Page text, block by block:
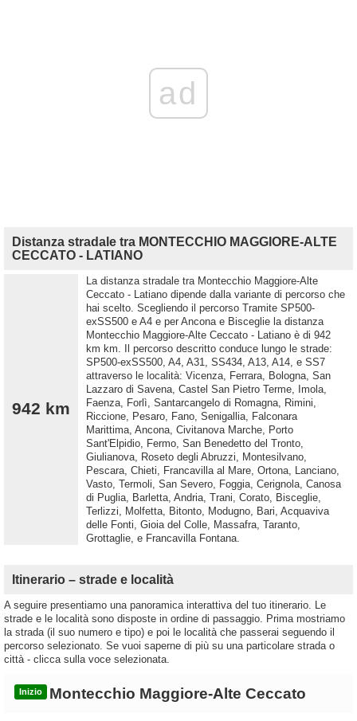
ad
Distanza stradale tra MONTECCHIO MAGGIORE-ALTE
CECCATO - LATIANO
942 km
La distanza stradale tra Montecchio Maggiore-Alte
Ceccato - Latiano dipende dalla variante di percorso che
hai scelto. Scegliendo il percorso Tramite SP500-
exSS500 e A4 e per Ancona e Bisceglie la distanza
Montecchio Maggiore-Alte Ceccato - Latiano è di 942
km km. Il percorso descritto conduce lungo le strade:
SP500-exSS500, A4, A31, SS434, A13, A14, e SS7
attraverso le località: Vicenza, Ferrara, Bologna, San
Lazzaro di Savena, Castel San Pietro Terme, Imola,
Faenza, Forlì, Santarcangelo di Romagna, Rimini,
Riccione, Pesaro, Fano, Senigallia, Falconara
Marittima, Ancona, Civitanova Marche, Porto
Sant'Elpidio, Fermo, San Benedetto del Tronto,
Giulianova, Roseto degli Abruzzi, Montesilvano,
Pescara, Chieti, Francavilla al Mare, Ortona, Lanciano,
Vasto, Termoli, San Severo, Foggia, Cerignola, Canosa
di Puglia, Barletta, Andria, Trani, Corato, Bisceglie,
Terlizzi, Molfetta, Bitonto, Modugno, Bari, Acquaviva
delle Fonti, Gioia del Colle, Massafra, Taranto,
Grottaglie, e Francavilla Fontana.
Itinerario – strade e località
A seguire presentiamo una panoramica interattiva del tuo itinerario. Le
strade e le località sono disposte in ordine di passaggio. Prima mostriamo
la strada (il suo numero e tipo) e poi le località che passerai seguendo il
percorso selezionato. Se vuoi saperne di più su una particolare strada o
città - clicca sulla voce selezionata.
Inizio Montecchio Maggiore-Alte Ceccato